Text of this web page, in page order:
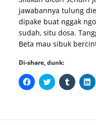
jawabannya tulung
dipake buat nggak
sudah, situ dosa.
Beta mau sibuk
Di-share, dunk:
Click
to
in
Click
to
in
Click
to
in
to